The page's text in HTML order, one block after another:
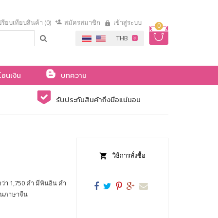
0
รียบเทียบสินค้า (0) สมัครสมาชิก เข้าสู่ระบบ
นเงิน
บทความ
รับประกันสินค้าถึงมือแน่นอน
า 1,750 คำ มีพินอิน คำ
ภาษาจีน
วิธีการสั่งซื้อ